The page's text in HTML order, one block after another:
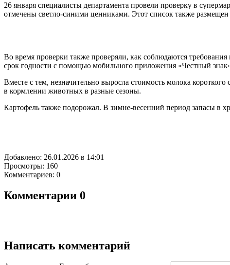
26 января специалисты департамента провели проверку в
отмечены светло-синими ценниками. Этот список также размещен
Во время проверки также проверяли, как соблюдаются
срок годности с помощью мобильного приложения «Честный
Вместе с тем, незначительно выросла стоимость молока
в кормлении животных в разные сезоны.
Картофель также подорожал. В зимне-весенний период запасы в
Добавлено: 26.01.2026 в 14:01
Просмотры: 160
Комментариев: 0
Комментарии 0
Написать комментарий